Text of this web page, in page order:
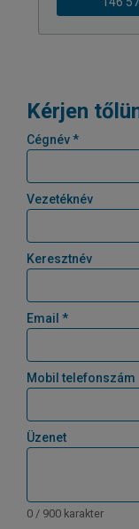
Kérjen
Cégnév *
Vezetéknév
Keresztnév
Email *
Mobil telefonszám
Üzenet
0 / 900 karakter